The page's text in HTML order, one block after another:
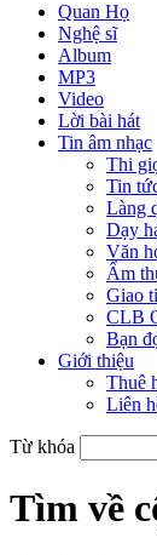
Quan Họ
Nghệ sĩ
Album
MP3
Video
Lời bài hát
Tin âm nhạc
Thi
Tin
Làng
Dạy
Văn
Ẩm
Giao
CLB
Bạn
Giới thiệu
Thuê
Liên
Từ khóa
Tìm về